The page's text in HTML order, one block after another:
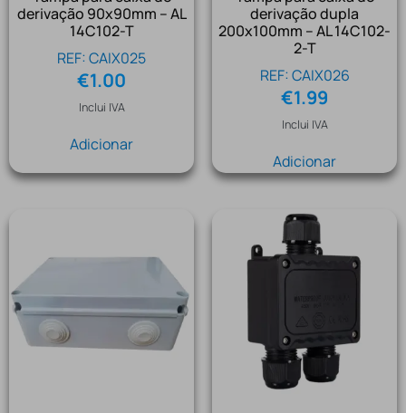
derivação 90x90mm – AL
14C102-T
REF: CAIX025
€1.00
Inclui IVA
Adicionar
derivação dupla
200x100mm – AL 14C102-
2-T
REF: CAIX026
€1.99
Inclui IVA
Adicionar